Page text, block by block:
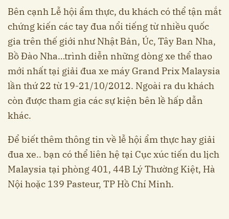
Bên cạnh Lễ hội ẩm thực, du khách có thể tận mắt
chứng kiến các tay đua nổi tiếng từ nhiều quốc
gia trên thế giới như Nhật Bản, Úc, Tây Ban Nha,
Bồ Đào Nha…trình diễn những dòng xe thể thao
mới nhất tại giải đua xe máy Grand Prix Malaysia
lần thứ 22 từ 19-21/10/2012. Ngoài ra du khách
còn được tham gia các sự kiện bên lề hấp dẫn
khác.
Để biết thêm thông tin về lễ hội ẩm thực hay giải
đua xe.. bạn có thể liên hệ tại Cục xúc tiến du lịch
Malaysia tại phòng 401, 44B Lý Thường Kiệt, Hà
Nội hoặc 139 Pasteur, TP Hồ Chí Minh.